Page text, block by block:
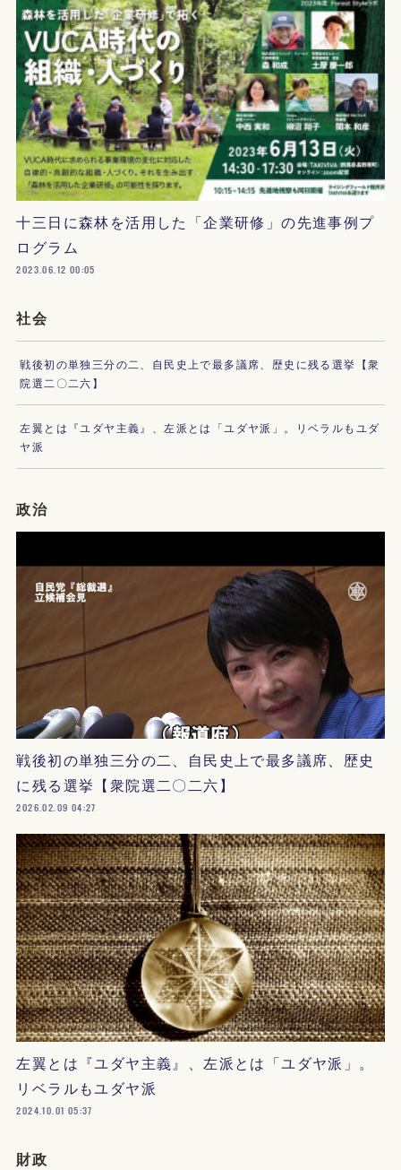
十三日に森林を活用した「企業研修」の先進事例プ
ログラム
2023.06.12 00:05
社会
戦後初の単独三分の二、自民史上で最多議席、歴史に残る選挙【衆
院選二〇二六】
左翼とは『ユダヤ主義』、左派とは「ユダヤ派」。リベラルもユダ
ヤ派
政治
戦後初の単独三分の二、自民史上で最多議席、歴史
に残る選挙【衆院選二〇二六】
2026.02.09 04:27
左翼とは『ユダヤ主義』、左派とは「ユダヤ派」。
リベラルもユダヤ派
2024.10.01 05:37
財政